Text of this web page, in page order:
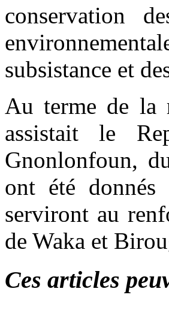
conservation
subsistance et
Au terme de la
assistait le
Gnonlonfoun,
ont été
serviront au
de Waka et
Ces articles